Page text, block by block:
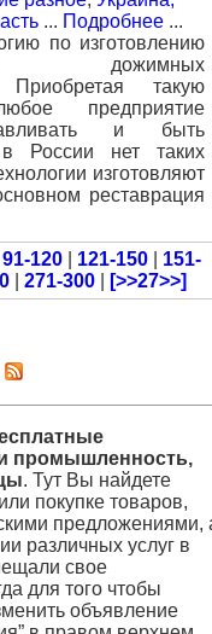
... Подробнее ...
по изготовлению
дожимных
Приобретая такую
предприятие
и быть
России нет таких
изготовляют
реставрация
91-120| 121-150| 151-
| 271-300| [>>27>>]
промышленность,
. Тут Вы найдете
покупке товаров,
предложениями,
различных услуг в
свое
для того чтобы
объявление